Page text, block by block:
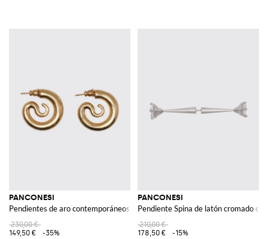
PANCONESI
Pendientes de aro contemporáneos Serpent en metal chapado en oro 18kt
230,00 €
149,50 €
-35%
PANCONESI
Pendiente Spina de latón cromado
210,00 €
178,50 €
-15%